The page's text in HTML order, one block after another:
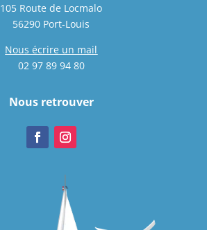
105 Route de Locmalo
56290 Port-Louis
Nous écrire un mail
02 97 89 94 80
Nous retrouver